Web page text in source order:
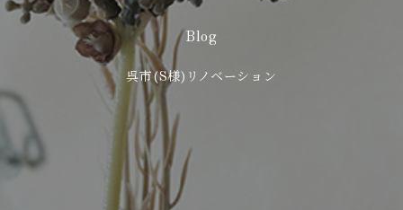
Blog
呉市(S様)リノベーション